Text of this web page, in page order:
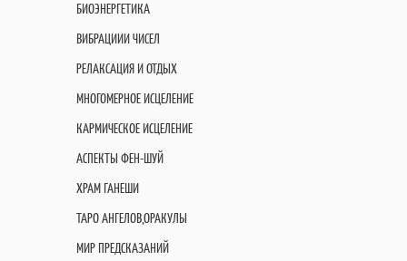
БИОЭНЕРГЕТИКА
ВИБРАЦИИИ ЧИСЕЛ
РЕЛАКСАЦИЯ И ОТДЫХ
МНОГОМЕРНОЕ ИСЦЕЛЕНИЕ
КАРМИЧЕСКОЕ ИСЦЕЛЕНИЕ
АСПЕКТЫ ФЕН-ШУЙ
ХРАМ ГАНЕШИ
ТАРО АНГЕЛОВ,ОРАКУЛЫ
МИР ПРЕДСКАЗАНИЙ